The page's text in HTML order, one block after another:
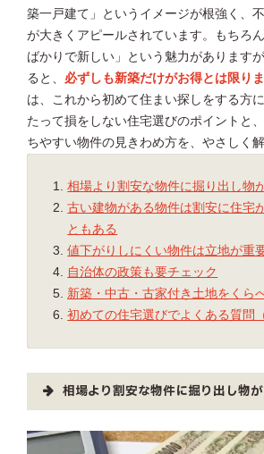
築一戸建て」というイメージが根強く、
が大きくアピールされています。もちろ
ばかりで新しい」という魅力があります
ると、 必ずしも新築だけがお得とは限り
は、これから初めて住まい探しをする方
たって損をしない住宅選びのポイントと
ちやすい物件の見きわめ方を、やさしく解
相場より割安な物件に掘り出し物
古い建物がある物件は割安に住宅
ともある
値下がりしにくい物件は立地が重
自治体の政策も要チェック
新築・中古・古家付き土地をくら
初めての住宅選びでよくある質問
相場より割安な物件に掘り出し物